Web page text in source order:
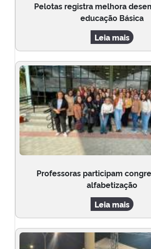
Pelotas registra melhora
educação Básica
Leia mais
Professoras participam
alfabetização
Leia mais